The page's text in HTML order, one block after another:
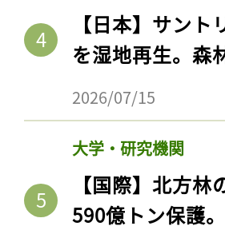
【日本】サン
を湿地再生。森
2026/07/15
大学・研究機関
【国際】北方
590億トン保護